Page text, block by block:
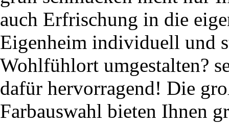
auch Erfrischung in die
Eigenheim individuell und
Wohlfühlort umgestalten?
dafür hervorragend! Die
Farbauswahl bieten Ihnen